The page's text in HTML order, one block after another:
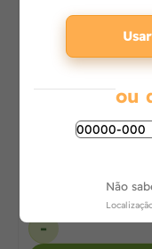
1,0 / 0,74 kW a
-
ou
Não